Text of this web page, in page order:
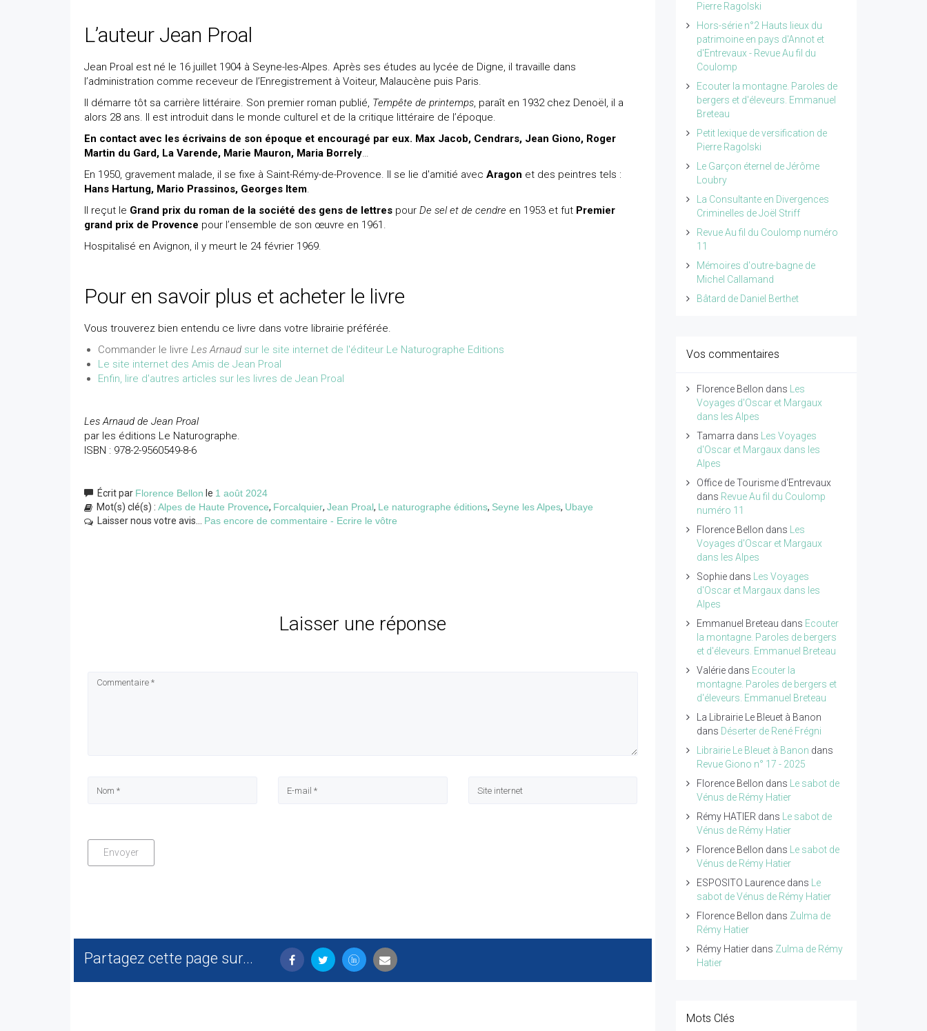
L’auteur Jean Proal
Jean Proal est né le 16 juillet 1904 à Seyne-les-Alpes. Après ses études au lycée de Digne, il travaille dans
l’administration comme receveur de l’Enregistrement à Voiteur, Malaucène puis Paris.
Il démarre tôt sa carrière littéraire. Son premier roman publié, Tempête de printemps, paraît en 1932 chez Denoël, il a
alors 28 ans. Il est introduit dans le monde culturel et de la critique littéraire de l’époque.
En contact avec les écrivains de son époque et encouragé par eux. Max Jacob, Cendrars, Jean Giono, Roger
Martin du Gard, La Varende, Marie Mauron, Maria Borrely…
En 1950, gravement malade, il se fixe à Saint-Rémy-de-Provence. Il se lie d'amitié avec Aragon et des peintres tels :
Hans Hartung, Mario Prassinos, Georges Item.
Il reçut le Grand prix du roman de la société des gens de lettres pour De sel et de cendre en 1953 et fut Premier
grand prix de Provence pour l’ensemble de son œuvre en 1961.
Hospitalisé en Avignon, il y meurt le 24 février 1969.
Pour en savoir plus et acheter le livre
Vous trouverez bien entendu ce livre dans votre librairie préférée.
Commander le livre Les Arnaud sur le site internet de l'éditeur Le Naturographe Editions
Le site internet des Amis de Jean Proal
Enfin, lire d'autres articles sur les livres de Jean Proal
Les Arnaud de Jean Proal
par les éditions Le Naturographe.
ISBN : 978-2-9560549-8-6
Écrit par Florence Bellon le 1 août 2024
Mot(s) clé(s) : Alpes de Haute Provence, Forcalquier, Jean Proal, Le naturographe éditions, Seyne les Alpes, Ubaye
Laisser nous votre avis... Pas encore de commentaire - Ecrire le vôtre
Laisser une réponse
Partagez cette page sur...
Pierre Ragolski
Hors-série n°2 Hauts lieux du
patrimoine en pays d'Annot et
d'Entrevaux - Revue Au fil du
Coulomp
Ecouter la montagne. Paroles de
bergers et d'éleveurs. Emmanuel
Breteau
Petit lexique de versification de
Pierre Ragolski
Le Garçon éternel de Jérôme
Loubry
La Consultante en Divergences
Criminelles de Joël Striff
Revue Au fil du Coulomp numéro
11
Mémoires d'outre-bagne de
Michel Callamand
Bâtard de Daniel Berthet
Vos commentaires
Florence Bellon dans
Les
Voyages d'Oscar et Margaux
dans les Alpes
Tamarra dans
Les Voyages
d'Oscar et Margaux dans les
Alpes
Office de Tourisme d'Entrevaux
dans Revue Au fil du Coulomp
numéro 11
Florence Bellon dans
Les
Voyages d'Oscar et Margaux
dans les Alpes
Sophiedans
Les Voyages
d'Oscar et Margaux dans les
Alpes
Emmanuel Breteau dans Ecouter
la montagne. Paroles de bergers
et d'éleveurs. Emmanuel Breteau
Valériedans Ecouter la
montagne. Paroles de bergers et
d'éleveurs. Emmanuel Breteau
La Librairie Le Bleuet à Banon
dans Déserter de René Frégni
Librairie Le Bleuet à Banon dans
Revue Giono n° 17 - 2025
Florence Bellon dans
Le sabot de
Vénus de Rémy Hatier
Rémy HATIER dans
Le sabot de
Vénus de Rémy Hatier
Florence Bellon dans
Le sabot de
Vénus de Rémy Hatier
ESPOSITO Laurencedans
Le
sabot de Vénus de Rémy Hatier
Florence Bellon dans Zulma de
Rémy Hatier
Rémy Hatierdans Zulma de Rémy
Hatier
Mots Clés